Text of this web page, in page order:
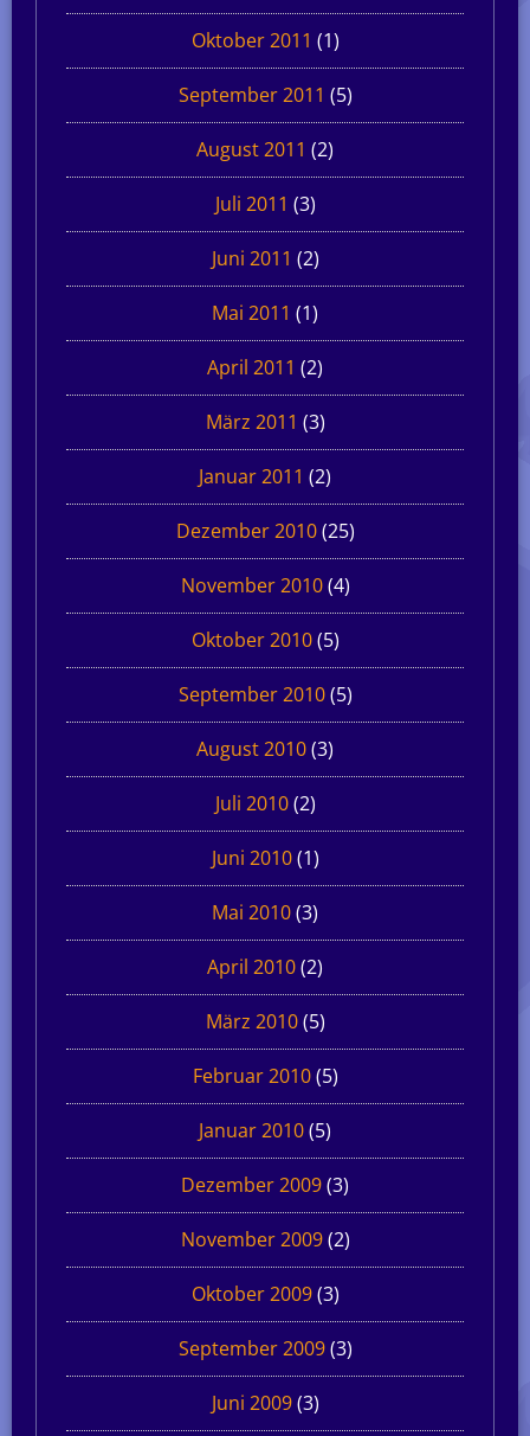
Oktober 2011 (1)
September 2011 (5)
August 2011 (2)
Juli 2011 (3)
Juni 2011 (2)
Mai 2011 (1)
April 2011 (2)
März 2011 (3)
Januar 2011 (2)
Dezember 2010(25)
November 2010(4)
Oktober 2010(5)
September 2010(5)
August 2010(3)
Juli 2010(2)
Juni 2010(1)
Mai 2010(3)
April 2010(2)
März 2010(5)
Februar 2010(5)
Januar 2010(5)
Dezember 2009(3)
November 2009(2)
Oktober 2009(3)
September 2009(3)
Juni 2009(3)